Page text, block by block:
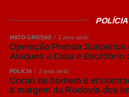
Embora “Puro Malte” não seja
uma classificação relacionada
na produção, o termo se tornou
os consumidores brasileiros.
Produzidas exclusivamente com
lúpulo e levedura, as cervejas
POLÍCIA
MATO GROSSO 2 anos atrás
Operação Prende
Ataques a Casa e Escritório
POLÍCIA 2 anos atrás
Corpo de homem é
à margem da Rodovia dos